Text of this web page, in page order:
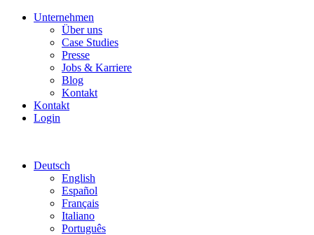
Unternehmen
Über uns
Case Studies
Presse
Jobs & Karriere
Blog
Kontakt
Kontakt
Login
Deutsch
English
Español
Français
Italiano
Português